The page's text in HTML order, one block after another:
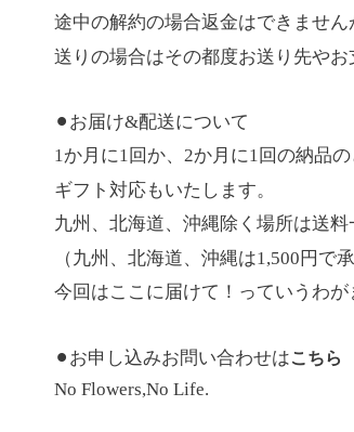
途中の解約の場合返金はできませ
送りの場合はその都度お送り先や
⚫︎お届け&配送について
1か月に1回か、 2か月に1回の納品の
ギフト対応もいたします。
九州、北海道、沖縄除く場所は送料
（九州、北海道、沖縄は1,500 円で
今回はここに届けて！っていうわが
⚫︎お申し込みお問い合わせはこちら
No Flowers,No Life.